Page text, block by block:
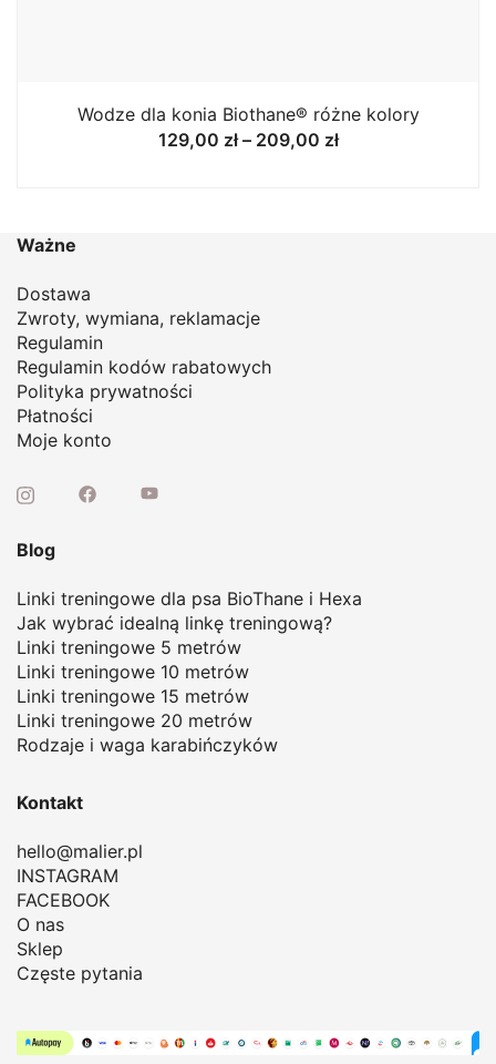
Wodze dla konia Biothane® różne kolory
129,00 zł – 209,00 złZakres
Ważne
Dostawa
Zwroty, wymiana, reklamacje
Regulamin
Regulamin kodów rabatowych
Polityka prywatności
Płatności
Moje konto
Blog
Linki treningowe dla psa BioThane i Hexa
Jak wybrać idealną linkę treningową?
Linki treningowe 5 metrów
Linki treningowe 10 metrów
Linki treningowe 15 metrów
Linki treningowe 20 metrów
Rodzaje i waga karabińczyków
Kontakt
hello@malier.pl
INSTAGRAM
FACEBOOK
O nas
Sklep
Częste pytania